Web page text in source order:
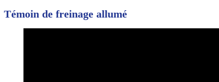
Témoin de freinage allumé